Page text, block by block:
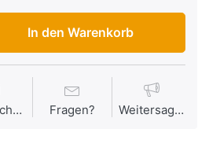
In den Warenkorb
Vergleichen Fragen? Weitersagen